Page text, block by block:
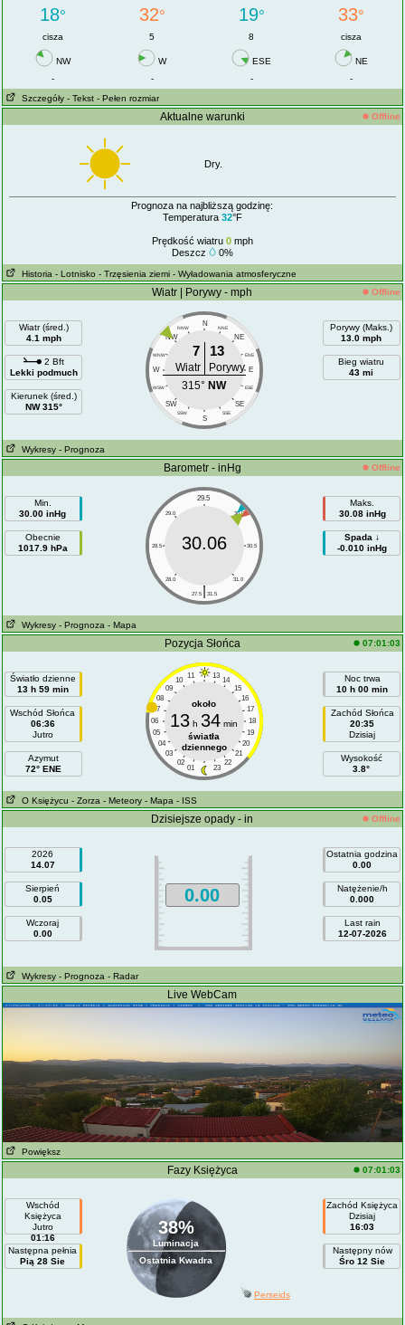
18° 32° 19° 33°
cisza 5 8 cisza
NW W ESE
NE
-
- -
-
Szczegóły - Tekst - Pełen rozmiar
Aktualne warunki Offline
Dry.
Prognoza na najbliższą godzinę:
Temperatura 32°F
Prędkość wiatru 0mph
Deszcz
0%
Historia - Lotnisko - Trzęsienia ziemi - Wyładowania atmosferyczne
Wiatr | Porywy - mph Offline
Wiatr (śred.)
4.1 mph
2 Bft
Lekki podmuch
Kierunek (śred.)
NW 315°
N
NNW NNE
NW NE
WNW ENE
W E
WSW ESE
SW SE
SSW SSE
S
7 13
Wiatr
Porywy
315° NW
Porywy (Maks.)
13.0 mph
Bieg wiatru
43 mi
Wykresy - Prognoza
Barometr - inHg Offline
Min.
30.00 inHg
Obecnie
1017.9 hPa
29.5
29.0 30.0
28.5 30.5
28.0 31.0
|
27.5 31.5
30.06
Maks.
30.08 inHg
Spada ↓
-0.010 inHg
Wykresy - Prognoza - Mapa
Pozycja Słońca 07:01:03
Światło dzienne
13 h 59 min
Wschód Słońca
06:36
Jutro
Azymut
72° ENE
11 13
10
14
09
15
08
16
07
17
06
18
05
19
04
20
03
21
02
22
01 23
około
13 h 34 min
światła
dziennego
Noc trwa
10 h 00 min
Zachód Słońca
20:35
Dzisiaj
Wysokość
3.8°
O Księżycu - Zorza - Meteory - Mapa - ISS
Dzisiejsze opady - in Offline
2026
14.07
Sierpień
0.05
Wczoraj
0.00
0.00
Ostatnia godzina
0.00
Natężenie/h
0.000
Last rain
12-07-2026
Wykresy - Prognoza - Radar
Live WebCam
Powiększ
Fazy Księżyca 07:01:03
Wschód
Księżyca
Jutro
01:16
Następna pełnia
Pią 28 Sie
38%
Luminacja
Ostatnia Kwadra
Zachód Księżyca
Dzisiaj
16:03
Następny nów
Śro 12 Sie
Perseids